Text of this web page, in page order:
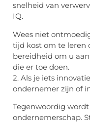
snelheid van
IQ.
Wees niet
tijd kost om te leren
bereidheid om u
die er toe doen.
2. Als je iets
ondernemer zijn of
Tegenwoordig
ondernemerschap.